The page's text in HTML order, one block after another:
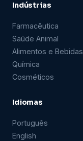
Indústrias
Farmacêutica
Saúde Animal
Alimentos e Bebidas
Química
Cosméticos
Idiomas
Português
English